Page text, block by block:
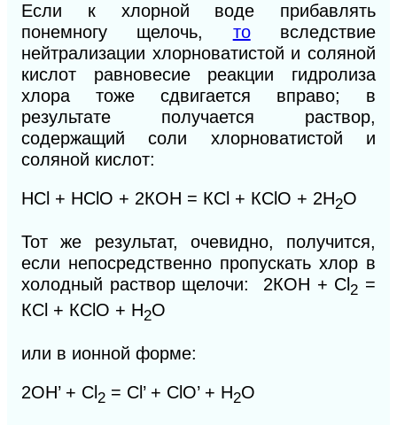
Если к хлорной воде прибавлять
понемногу щелочь, товследствие
нейтрализации хлорноватистой и соляной
кислот равновесие реакции гидролиза
хлора тоже сдвигается вправо; в
результате получается раствор,
содержащий соли хлорноватистой и
соляной кислот:
HCl + НСlO + 2КОН = КСl + КClO + 2Н2O
Тот же результат, очевидно, получится,
если непосредственно пропускать хлор в
холодный раствор щелочи:
2КОН + Сl 2 =
КСl + КСlO + Н2O
или в ионной форме:
2OН’ + Сl 2 = Сl’ + СlO’ + Н2O